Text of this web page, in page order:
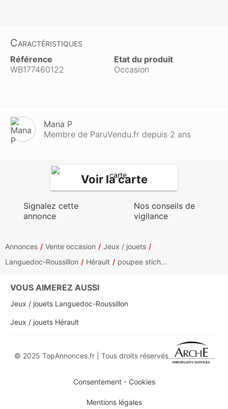
Caractéristiques
Référence
WB177460122
Etat du produit
Occasion
Mana P
Membre de ParuVendu.fr depuis 2 ans
Voir la carte
Signalez cette
annonce
Nos conseils de
vigilance
Annonces Vente occasion
Jeux / jouets
Languedoc-Roussillon
Hérault poupee stich...
VOUS AIMEREZ AUSSI
Jeux / jouets Languedoc-Roussillon
Jeux / jouets Hérault
© 2025 TopAnnonces.fr | Tous droits réservés
Consentement - Cookies
Mentions légales